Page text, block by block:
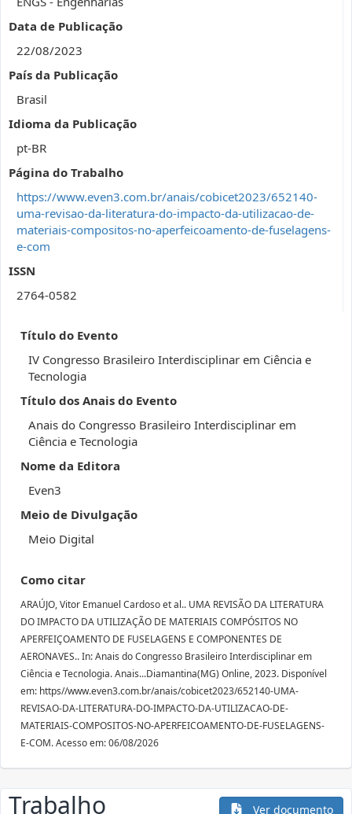
Data de Publicação
22/08/2023
País da Publicação
Brasil
Idioma da Publicação
pt-BR
Página do Trabalho
https://www.even3.com.br/anais/cobicet2023/652140-
uma-revisao-da-literatura-do-impacto-da-utilizacao-de-
materiais-compositos-no-aperfeicoamento-de-fuselagens-
e-com
ISSN
2764-0582
Título do Evento
IV Congresso Brasileiro Interdisciplinar em Ciência e
Tecnologia
Título dos Anais do Evento
Anais do Congresso Brasileiro Interdisciplinar em
Ciência e Tecnologia
Nome da Editora
Even3
Meio de Divulgação
Meio Digital
Como citar
ARAÚJO, Vitor Emanuel Cardoso et al.. UMA REVISÃO DA LITERATURA
DO IMPACTO DA UTILIZAÇÃO DE MATERIAIS COMPÓSITOS NO
APERFEIÇOAMENTO DE FUSELAGENS E COMPONENTES DE
AERONAVES.. In: Anais do Congresso Brasileiro Interdisciplinar em
Ciência e Tecnologia. Anais...Diamantina(MG) Online, 2023. Disponível
em: https//www.even3.com.br/anais/cobicet2023/652140-UMA-
REVISAO-DA-LITERATURA-DO-IMPACTO-DA-UTILIZACAO-DE-
MATERIAIS-COMPOSITOS-NO-APERFEICOAMENTO-DE-FUSELAGENS-
E-COM. Acesso em: 06/08/2026
Trabalho Ver documento